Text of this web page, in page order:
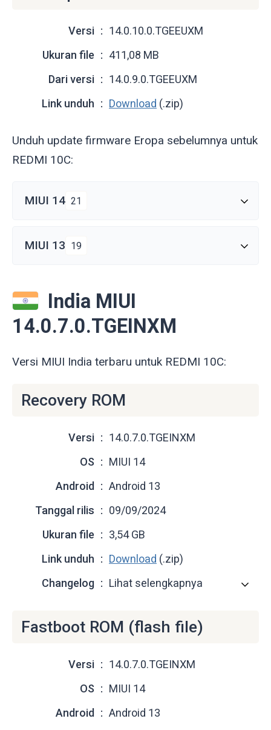
Versi
14.0.10.0.TGEEUXM
Ukuran file
411,08 MB
Dari versi
14.0.9.0.TGEEUXM
Link unduh
Download (.zip)
Unduh update firmware Eropa sebelumnya untuk
REDMI 10C:
MIUI 14 21
MIUI 13 19
India MIUI
14.0.7.0.TGEINXM
Versi MIUI India terbaru untuk REDMI 10C:
Recovery ROM
Versi
14.0.7.0.TGEINXM
OS
MIUI 14
Android
Android 13
Tanggal rilis
09/09/2024
Ukuran file
3,54 GB
Link unduh
Download (.zip)
Changelog
Lihat selengkapnya
Fastboot ROM (flash file)
Versi
14.0.7.0.TGEINXM
OS
MIUI 14
Android
Android 13